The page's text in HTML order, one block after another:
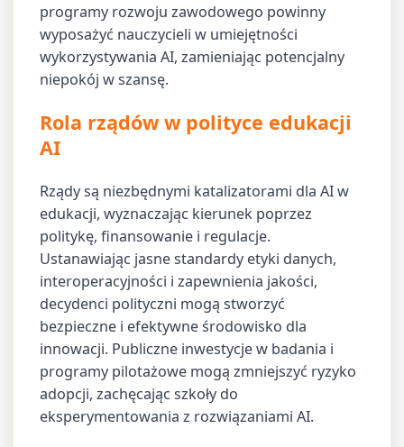
programy rozwoju zawodowego powinny
wyposażyć nauczycieli w umiejętności
wykorzystywania AI, zamieniając potencjalny
niepokój w szansę.
Rola rządów w polityce edukacji
AI
Rządy są niezbędnymi katalizatorami dla AI w
edukacji, wyznaczając kierunek poprzez
politykę, finansowanie i regulacje.
Ustanawiając jasne standardy etyki danych,
interoperacyjności i zapewnienia jakości,
decydenci polityczni mogą stworzyć
bezpieczne i efektywne środowisko dla
innowacji. Publiczne inwestycje w badania i
programy pilotażowe mogą zmniejszyć ryzyko
adopcji, zachęcając szkoły do
eksperymentowania z rozwiązaniami AI.